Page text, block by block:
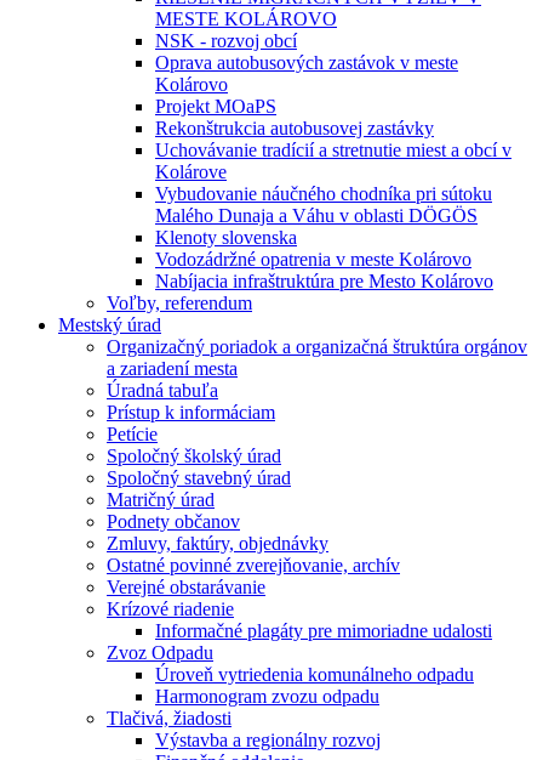
MESTE KOLÁROVO
NSK - rozvoj obcí
Oprava autobusových zastávok v meste
Kolárovo
Projekt MOaPS
Rekonštrukcia autobusovej zastávky
Uchovávanie tradícií a stretnutie miest a obcí v
Kolárove
Vybudovanie náučného chodníka pri sútoku
Malého Dunaja a Váhu v oblasti DÖGÖS
Klenoty slovenska
Vodozádržné opatrenia v meste Kolárovo
Nabíjacia infraštruktúra pre Mesto Kolárovo
Voľby, referendum
Mestský úrad
Organizačný poriadok a organizačná štruktúra orgánov
a zariadení mesta
Úradná tabuľa
Prístup k informáciam
Petície
Spoločný školský úrad
Spoločný stavebný úrad
Matričný úrad
Podnety občanov
Zmluvy, faktúry, objednávky
Ostatné povinné zverejňovanie, archív
Verejné obstarávanie
Krízové riadenie
Informačné plagáty pre mimoriadne udalosti
Zvoz Odpadu
Úroveň vytriedenia komunálneho odpadu
Harmonogram zvozu odpadu
Tlačivá, žiadosti
Výstavba a regionálny rozvoj